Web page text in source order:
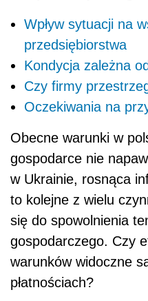
Wpływ sytuacji na
przedsiębiorstwa
Kondycja zależna
Czy firmy
Oczekiwania na
Obecne warunki w
gospodarce nie
w Ukrainie, rosnąca
to kolejne z wielu
się do spowolnienia
gospodarczego. Czy
warunków widoczne
płatnościach?